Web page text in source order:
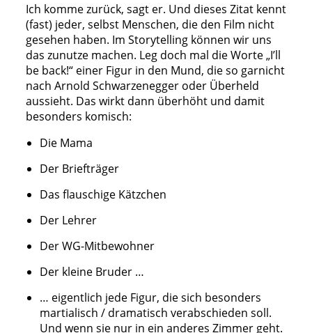
Ich komme zurück, sagt er. Und dieses Zitat kennt
(fast) jeder, selbst Menschen, die den Film nicht
gesehen haben. Im Storytelling können wir uns
das zunutze machen. Leg doch mal die Worte „I’ll
be back!“ einer Figur in den Mund, die so garnicht
nach Arnold Schwarzenegger oder Überheld
aussieht. Das wirkt dann überhöht und damit
besonders komisch:
Die Mama
Der Briefträger
Das flauschige Kätzchen
Der Lehrer
Der WG-Mitbewohner
Der kleine Bruder …
… eigentlich jede Figur, die sich besonders
martialisch / dramatisch verabschieden soll.
Und wenn sie nur in ein anderes Zimmer geht.